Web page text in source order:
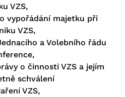
VZS,
vypořádání majetku při
VZS,
a Volebního řádu
o činnosti VZS a jejím
schválení
VZS,